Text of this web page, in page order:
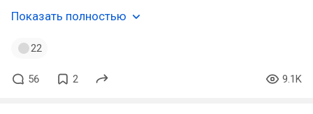
Показать полностью
22
56 2 9.1K